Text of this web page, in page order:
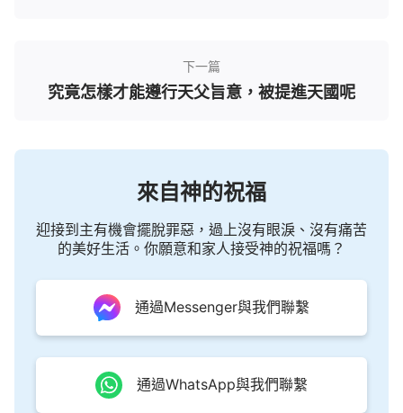
他要將自己的百姓從罪惡裡救出來。』這一切的事成
就是要應驗主藉先知所說的話，說：『必有童女懷孕
就是神與我們同在。）』」
當時主耶穌的作工震動了整個猶太，主的話語處
處帶著權柄，如：主斥責風和海，風和海就平息了；
一句話讓死人復活；五餅二魚使五千人吃飽還有剩
話語能供應人的生命，給人指出當實行的路，教導人
如何生活與人相處等等。主耶穌說：「
主將真理賜給人，將他的作為顯給當時的
猶太人看，但凡有一點敬虔尋求之心的人，就不難發
下一篇
究竟怎樣才能遵行天父旨意，被提進天國呢
來自神的祝福
迎接到主有機會擺脫罪惡，過上沒有眼淚、沒有痛苦
的美好生活。你願意和家人接受神的祝福嗎？
通過Messenger與我們聯繫
通過WhatsApp與我們聯繫